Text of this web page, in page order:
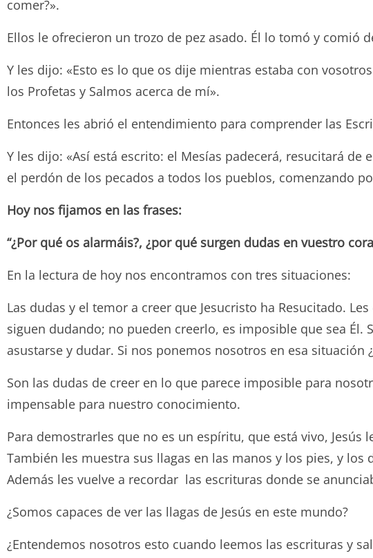
comer?».
Ellos le ofrecieron un trozo de pez asado. Él lo tomó y comió
Y les dijo: «Esto es lo que os dije mientras estaba con
los Profetas y Salmos acerca de mí».
Entonces les abrió el entendimiento para comprender las
Y les dijo: «Así está escrito: el Mesías padecerá, resucitará
el perdón de los pecados a todos los pueblos, comenzando
Hoy nos fijamos en las frases:
“¿Por qué os alarmáis?, ¿por qué surgen dudas en vuestro
En la lectura de hoy nos encontramos con tres situaciones:
Las dudas y el temor a creer que Jesucristo ha Resucitado.
siguen dudando; no pueden creerlo, es imposible que sea
asustarse y dudar. Si nos ponemos nosotros en esa situación
Son las dudas de creer en lo que parece imposible para
impensable para nuestro conocimiento.
Para demostrarles que no es un espíritu, que está vivo, Jesús
También les muestra sus llagas en las manos y los pies, y
Además les vuelve a recordar las escrituras donde se
¿Somos capaces de ver las llagas de Jesús en este mundo?
¿Entendemos nosotros esto cuando leemos las escrituras y